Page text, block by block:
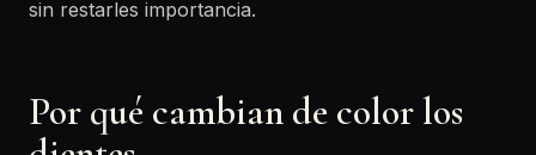
sin restarles importancia.
Por qué cambian de color los